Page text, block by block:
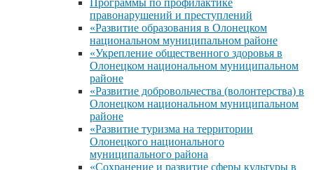
правонарушений и преступлений
«Развитие образования в Олонецком
национальном муниципальном районе
«Укрепление общественного здоровья в
Олонецком национальном муниципальном
районе
«Развитие добровольчества (волонтерства) в
Олонецком национальном муниципальном
районе
«Развитие туризма на территории
Олонецкого национального
муниципального района
«Сохранение и развитие сферы культуры в